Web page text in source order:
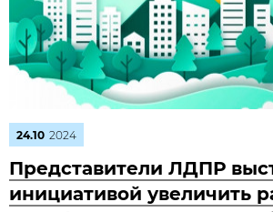
24.10 2024
Представители ЛДПР
инициативой увеличить